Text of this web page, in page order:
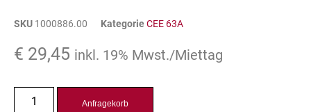
SKU 1000886.00 KategorieCEE 63A
€ 29,45 inkl. 19% Mwst./Miettag
Anfragekorb